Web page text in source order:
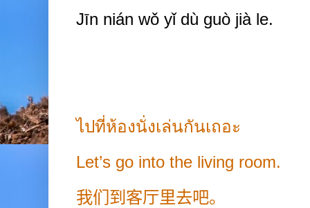
Jīn nián wǒ yǐ dù guò jià le.
ไปที่ห้องนั่งเล่นกันเถอะ
Let’s go into the living room.
我们到客厅里去吧。